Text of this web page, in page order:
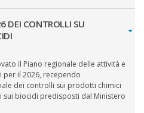
DEI CONTROLLI SU
il Piano regionale delle attività e
il 2026, recependo
dei controlli sui prodotti chimici
sui biocidi predisposti dal Ministero